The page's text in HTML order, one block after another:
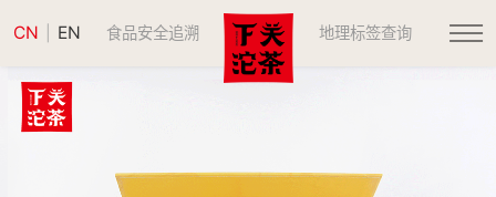
CN EN 食品安全追溯 地理标签查询